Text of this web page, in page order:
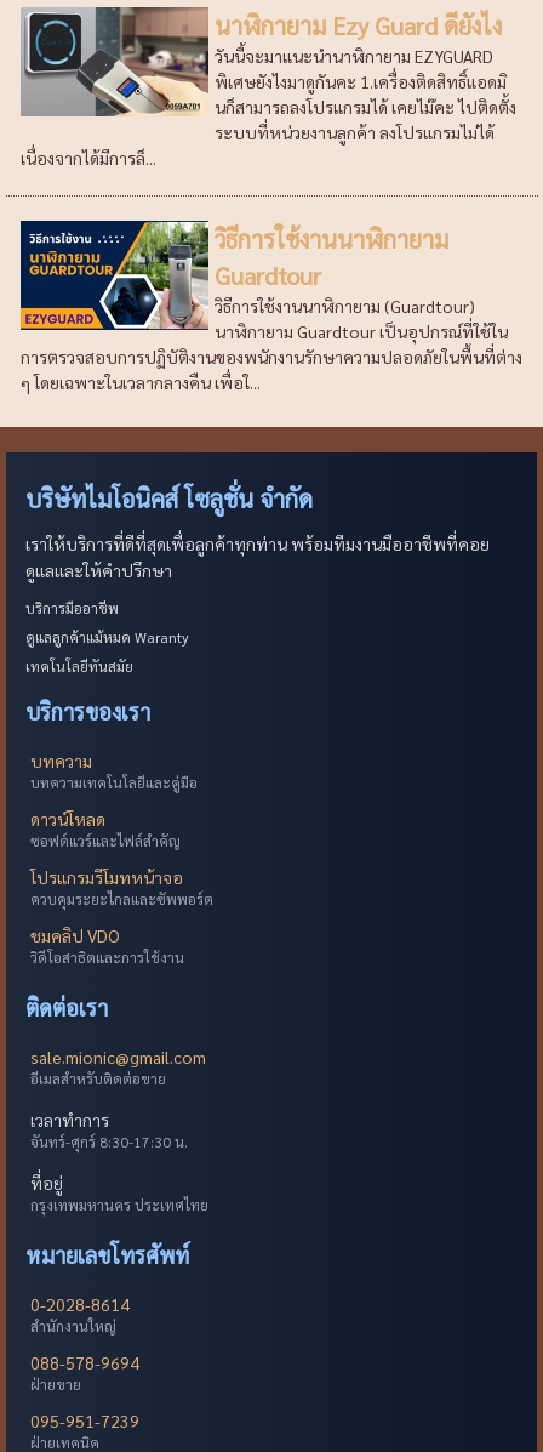
นาฬิกายาม Ezy Guard ดียังไง
วันนี้จะมาแนะนำนาฬิกายาม EZYGUARD
พิเศษยังไงมาดูกันคะ 1.เครื่องติดสิทธิ์แอดมิ
นก็สามารถลงโปรแกรมได้ เคยไม๊คะ ไปติดตั้ง
ระบบที่หน่วยงานลูกค้า ลงโปรแกรมไม่ได้
เนื่องจากได้มีการล็...
วิธีการใช้งานนาฬิกายาม
Guardtour
วิธีการใช้งานนาฬิกายาม (Guardtour)
นาฬิกายาม Guardtour เป็นอุปกรณ์ที่ใช้ใน
การตรวจสอบการปฏิบัติงานของพนักงานรักษาความปลอดภัยในพื้นที่ต่าง
ๆ โดยเฉพาะในเวลากลางคืน เพื่อใ...
บริษัทไมโอนิคส์ โซลูชั่น จำกัด
เราให้บริการที่ดีที่สุดเพื่อลูกค้าทุกท่าน พร้อมทีมงานมืออาชีพที่คอย
ดูแลและให้คำปรึกษา
บริการมืออาชีพ
ดูแลลูกค้าแม้หมด Waranty
เทคโนโลยีทันสมัย
บริการของเรา
บทความ
บทความเทคโนโลยีและคู่มือ
ดาวน์โหลด
ซอฟต์แวร์และไฟล์สำคัญ
โปรแกรมรีโมทหน้าจอ
ควบคุมระยะไกลและซัพพอร์ต
ชมคลิป VDO
วิดีโอสาธิตและการใช้งาน
ติดต่อเรา
sale.mionic@gmail.com
อีเมลสำหรับติดต่อขาย
เวลาทำการ
จันทร์-ศุกร์ 8:30-17:30 น.
ที่อยู่
กรุงเทพมหานคร ประเทศไทย
หมายเลขโทรศัพท์
0-2028-8614
สำนักงานใหญ่
088-578-9694
ฝ่ายขาย
095-951-7239
ฝ่ายเทคนิค